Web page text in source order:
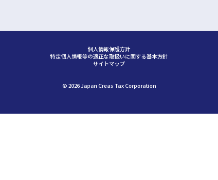
個人情報保護方針
特定個人情報等の適正な取扱いに関する基本方針
サイトマップ
©︎ 2026 Japan Creas Tax Corporation